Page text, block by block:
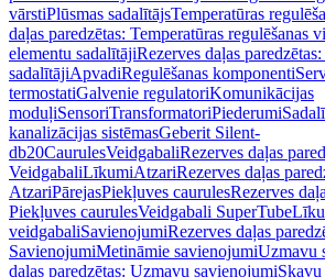
vārstiPlūsmas sadalītājsTemperatūras
daļas paredzētas: Temperatūras regulēšanas
elementu sadalītājiRezerves daļas
sadalītājiApvadiRegulēšanas komponenti
termostatiGalvenie regulatoriKomunikācijas
moduļiSensoriTransformatoriPiederumi
kanalizācijas sistēmasGeberit Silent-
db20CaurulesVeidgabaliRezerves daļas
VeidgabaliLīkumiAtzariRezerves daļas
AtzariPārejasPiekļuves caurulesRezerves
Piekļuves caurulesVeidgabali SuperTube
veidgabaliSavienojumiRezerves daļas
SavienojumiMetināmie savienojumiUzmavu
daļas paredzētas: Uzmavu savienojumi